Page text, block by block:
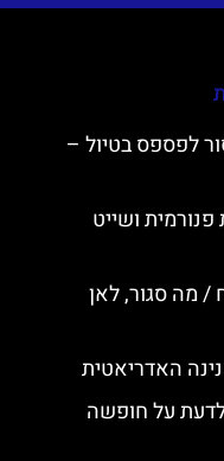
לפספס בטיול –
ושייט
/ מה סגור, לאן
האדריאטית
על חופשה